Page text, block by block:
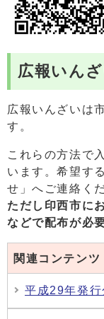
広報いん
広報いんざいは
す。
これらの方法で
います。希望す
せ」へご連絡く
ただし印西市に
などで配布が必
関連コンテンツ
平成29年発行